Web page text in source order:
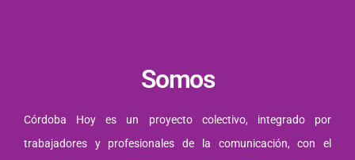
Somos
Córdoba Hoy es un proyecto colectivo, integrado por
trabajadores y profesionales de la comunicación, con el